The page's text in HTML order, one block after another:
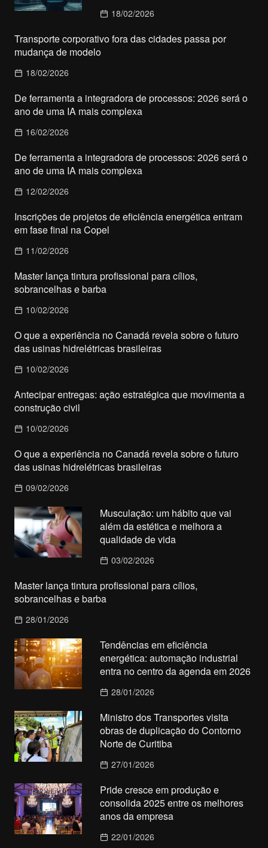
18/02/2026
Transporte corporativo fora das cidades passa por
mudança de modelo
18/02/2026
De ferramenta a integradora de processos: 2026 será o
ano de uma IA mais complexa
16/02/2026
De ferramenta a integradora de processos: 2026 será o
ano de uma IA mais complexa
12/02/2026
Inscrições de projetos de eficiência energética entram
em fase final na Copel
11/02/2026
Master lança tintura profissional para cílios,
sobrancelhas e barba
10/02/2026
O que a experiência no Canadá revela sobre o futuro
das usinas hidrelétricas brasileiras
10/02/2026
Antecipar entregas: ação estratégica que movimenta a
construção civil
10/02/2026
O que a experiência no Canadá revela sobre o futuro
das usinas hidrelétricas brasileiras
09/02/2026
Musculação: um hábito que vai
além da estética e melhora a
qualidade de vida
03/02/2026
Master lança tintura profissional para cílios,
sobrancelhas e barba
28/01/2026
Tendências em eficiência
energética: automação industrial
entra no centro da agenda em 2026
28/01/2026
Ministro dos Transportes visita
obras de duplicação do Contorno
Norte de Curitiba
27/01/2026
Pride cresce em produção e
consolida 2025 entre os melhores
anos da empresa
22/01/2026